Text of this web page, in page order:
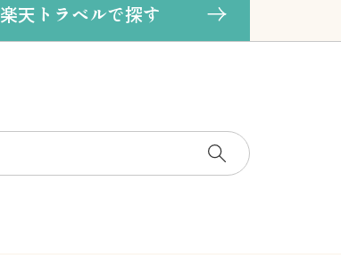
楽天トラベルで探す